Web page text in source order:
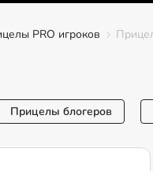
PRO игроков
Прицелы блогеров